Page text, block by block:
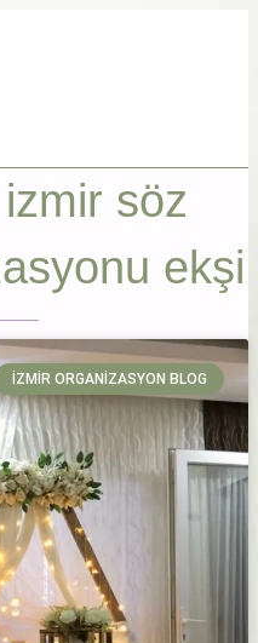
söz
ekşi
İZMIR ORGANIZASYON BLOG